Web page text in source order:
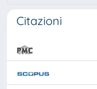
Citazioni